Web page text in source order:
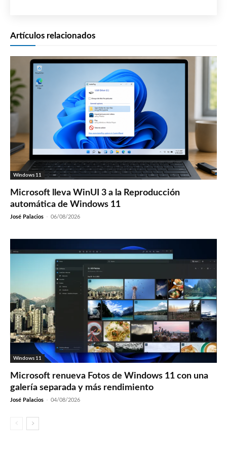
Artículos relacionados
Windows 11
Microsoft lleva WinUI 3 a la Reproducción
automática de Windows 11
José Palacios - 06/08/2026
Windows 11
Microsoft renueva Fotos de Windows 11 con una
galería separada y más rendimiento
José Palacios - 04/08/2026